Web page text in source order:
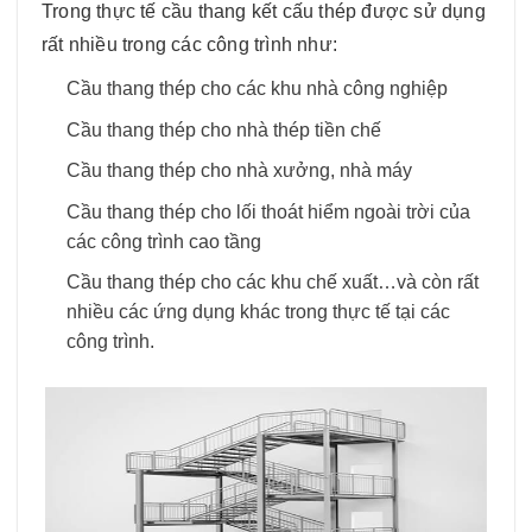
Trong thực tế cầu thang kết cấu thép được sử dụng
rất nhiều trong các công trình như:
Cầu thang thép cho các khu nhà công nghiệp
Cầu thang thép cho nhà thép tiền chế
Cầu thang thép cho nhà xưởng, nhà máy
Cầu thang thép cho lối thoát hiểm ngoài trời của
các công trình cao tầng
Cầu thang thép cho các khu chế xuất…và còn rất
nhiều các ứng dụng khác trong thực tế tại các
công trình.